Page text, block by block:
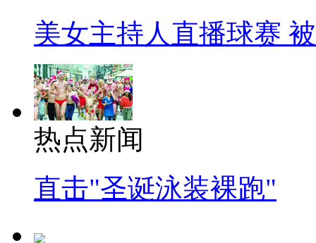
美女主持人直播球赛
热点新闻
直击"圣诞泳装裸跑"